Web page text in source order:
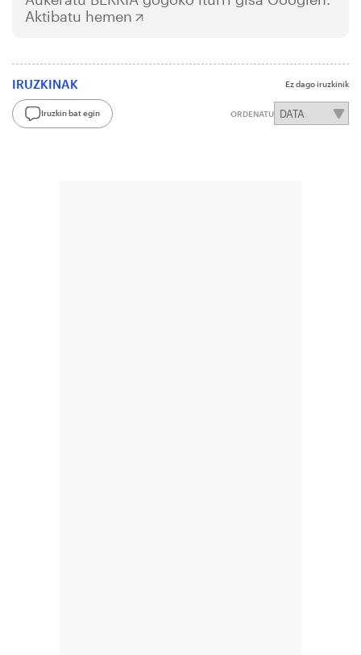
Aktibatu hemen
IRUZKINAK Ez dago iruzkinik
Iruzkin bat egin ORDENATU